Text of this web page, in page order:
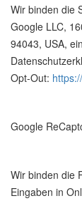
Wir binden die
Google LLC,
94043, USA,
Opt-Out:
Google
Wir binden die
Eingaben in